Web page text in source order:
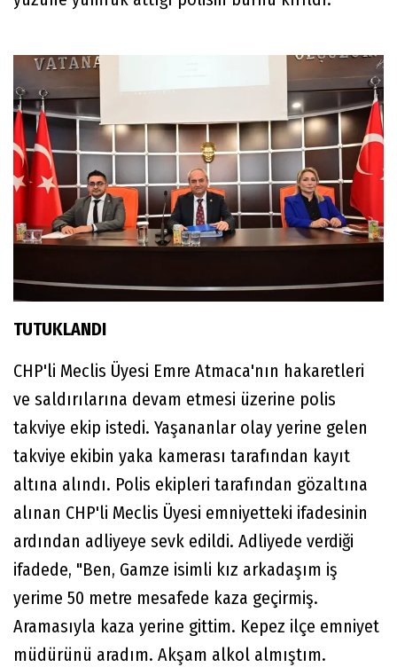
TUTUKLANDI
CHP'li Meclis Üyesi Emre Atmaca'nın hakaretleri
ve saldırılarına devam etmesi üzerine polis
takviye ekip istedi. Yaşananlar olay yerine gelen
takviye ekibin yaka kamerası tarafından kayıt
altına alındı. Polis ekipleri tarafından gözaltına
alınan CHP'li Meclis Üyesi emniyetteki ifadesinin
ardından adliyeye sevk edildi. Adliyede verdiği
ifadede, "Ben, Gamze isimli kız arkadaşım iş
yerime 50 metre mesafede kaza geçirmiş.
Aramasıyla kaza yerine gittim. Kepez ilçe emniyet
müdürünü aradım. Akşam alkol almıştım.